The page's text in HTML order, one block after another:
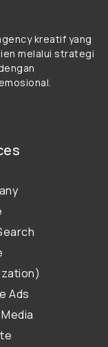
kreatif yang
melalui strategi
Ads